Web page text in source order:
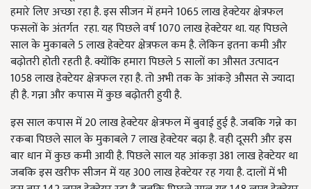
हमारे लिए अच्छा रहा है. इस सीजन में हमने 1065 लाख हेक्टेयर क्षेत्रफल
फसलों के अंतर्गत रहा. यह पिछले वर्ष 1070 लाख हेक्टेयर था. यह पिछले
साल के मुकाबले 5 लाख हेक्टेयर क्षेत्रफल कम है. लेकिन इतना कमी और
बढ़ोतरी होती रहती है.क्योंकि हमारा पिछले 5 सालों का औसत उत्पादन
1058 लाख हेक्टेयर क्षेत्रफल रहा है. तो अभी तक के आंकड़े औसत से ज्यादा
ही है. गन्ना और कपास में कुछ बढ़ोतरी हुयी है.
इस साल कपास में 20 लाख हेक्टेयर क्षेत्रफल में बुवाई हुई है. जबकि गन्ने का
रकबा पिछले साल के मुकाबले 7 लाख हेक्टेयर बढ़ा है. वही दूसरी और इस
बार धान में कुछ कमी आयी है. पिछले साल यह आंकड़ा 381 लाख हेक्टेयर था
जबकि इस खरीफ सीजन में यह 300 लाख हेक्टेयर रह गया है. दालों में भी